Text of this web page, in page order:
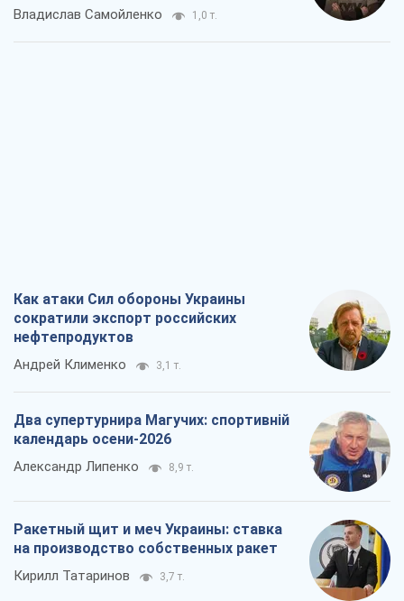
Владислав Самойленко 1,0 т.
Как атаки Сил обороны Украины
сократили экспорт российских
нефтепродуктов
Андрей Клименко 3,1 т.
Два супертурнира Магучих: спортивній
календарь осени-2026
Александр Липенко 8,9 т.
Ракетный щит и меч Украины: ставка
на производство собственных ракет
Кирилл Татаринов 3,7 т.